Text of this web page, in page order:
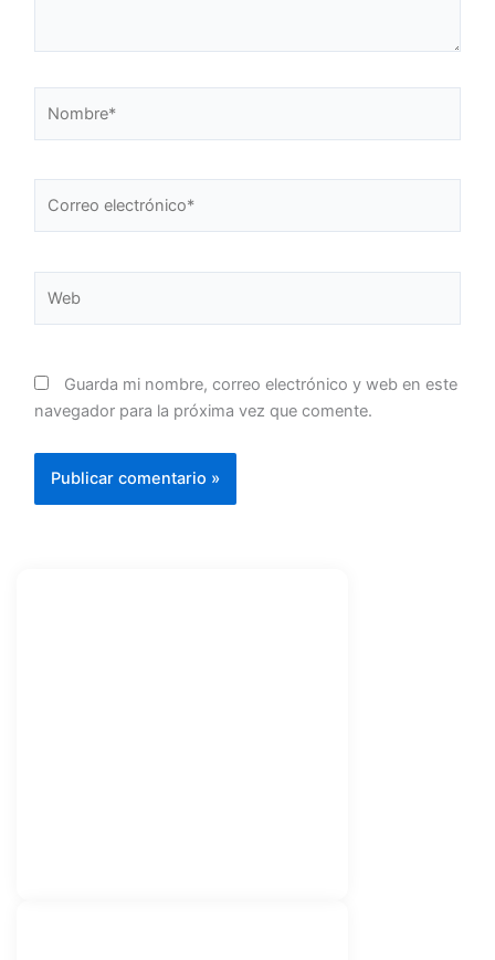
electrónico*
Guarda mi nombre, correo electrónico y web en este
navegador para la próxima vez que comente.